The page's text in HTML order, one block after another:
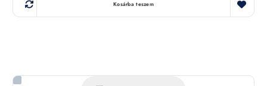
Kosárba teszem